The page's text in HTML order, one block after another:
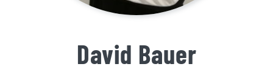
David Bauer